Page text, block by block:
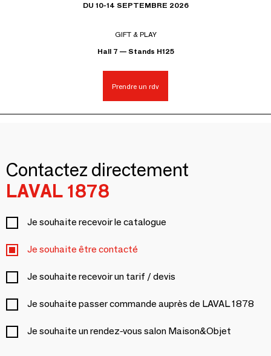
DU 10-14 SEPTEMBRE 2026
GIFT & PLAY
Hall 7 — Stands H125
Prendre un rdv
Contactez directement
LAVAL 1878
Je souhaite recevoir le catalogue
Je souhaite être contacté
Je souhaite recevoir un tarif / devis
Je souhaite passer commande auprès de LAVAL 1878
Je souhaite un rendez-vous salon Maison&Objet